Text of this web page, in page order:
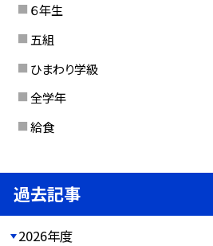
６年生
五組
ひまわり学級
全学年
給食
過去記事
2026年度